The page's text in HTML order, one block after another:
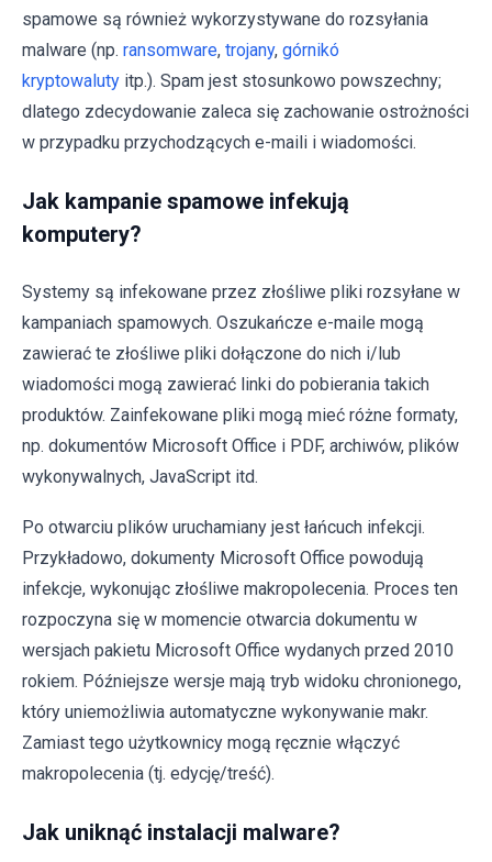
spamowe są również wykorzystywane do rozsyłania
malware (np. ransomware, trojany, górnikó
kryptowaluty itp.). Spam jest stosunkowo powszechny;
dlatego zdecydowanie zaleca się zachowanie ostrożności
w przypadku przychodzących e-maili i wiadomości.
Jak kampanie spamowe infekują
komputery?
Systemy są infekowane przez złośliwe pliki rozsyłane w
kampaniach spamowych. Oszukańcze e-maile mogą
zawierać te złośliwe pliki dołączone do nich i/lub
wiadomości mogą zawierać linki do pobierania takich
produktów. Zainfekowane pliki mogą mieć różne formaty,
np. dokumentów Microsoft Office i PDF, archiwów, plików
wykonywalnych, JavaScript itd.
Po otwarciu plików uruchamiany jest łańcuch infekcji.
Przykładowo, dokumenty Microsoft Office powodują
infekcje, wykonując złośliwe makropolecenia. Proces ten
rozpoczyna się w momencie otwarcia dokumentu w
wersjach pakietu Microsoft Office wydanych przed 2010
rokiem. Późniejsze wersje mają tryb widoku chronionego,
który uniemożliwia automatyczne wykonywanie makr.
Zamiast tego użytkownicy mogą ręcznie włączyć
makropolecenia (tj. edycję/treść).
Jak uniknąć instalacji malware?